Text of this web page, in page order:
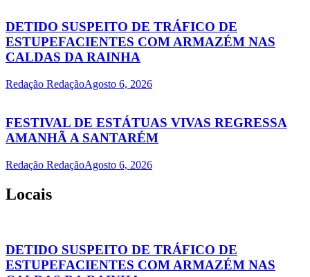
DETIDO SUSPEITO DE TRÁFICO DE
ESTUPEFACIENTES COM ARMAZÉM NAS
CALDAS DA RAINHA
Redação RedaçãoAgosto 6, 2026
FESTIVAL DE ESTÁTUAS VIVAS REGRESSA
AMANHÃ A SANTARÉM
Redação RedaçãoAgosto 6, 2026
Locais
DETIDO SUSPEITO DE TRÁFICO DE
ESTUPEFACIENTES COM ARMAZÉM NAS